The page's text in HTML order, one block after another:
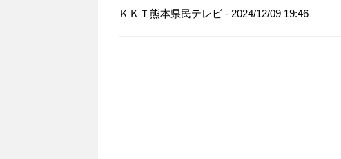
ＫＫＴ熊本県民テレビ - 2024/12/09 19:46